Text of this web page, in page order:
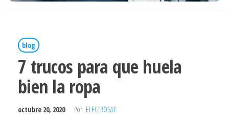
blog
7 trucos para que huela
bien la ropa
octubre 20, 2020 Por ELECTROSAT